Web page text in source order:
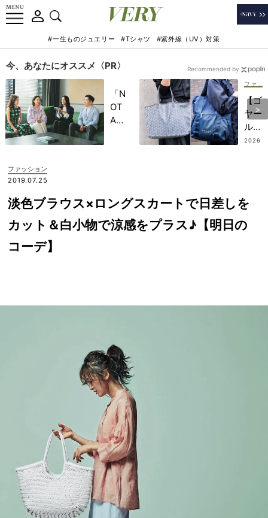
#一生ものジュエリー #Tシャツ #紫外線（UV）対策
今、あなたにオススメ〈PR〉
「N
OT
A
記憶
に一
生残
を
【ゴ
ヤー
ル
も！
なマ
マの
軽や
2026
Recommended by
ファッション
2019.07.25
淡色ブラウス×ロングスカートで日差しを
カット＆白小物で涼感をプラス♪【明日の
コーデ】